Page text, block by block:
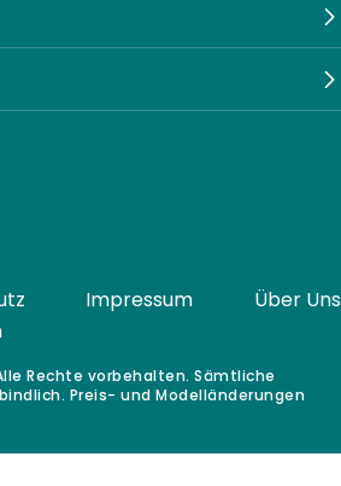
Rechte vorbehalten. Sämtliche
Preis- und Modelländerungen
Impressum
Über Uns